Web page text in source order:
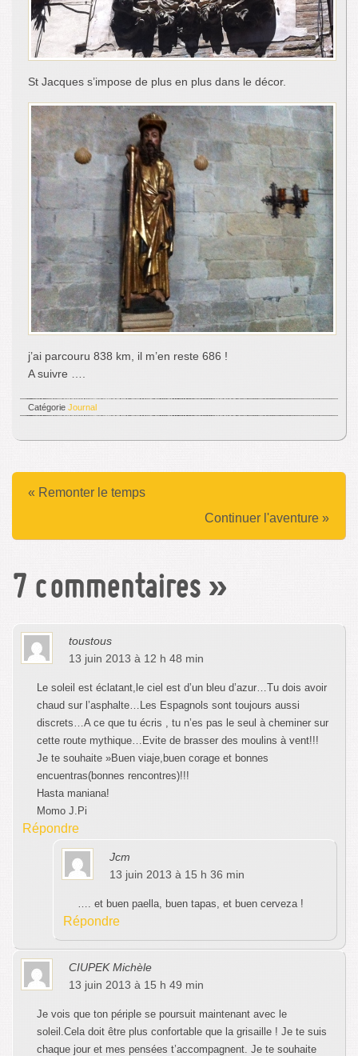
St Jacques s’impose de plus en plus dans le décor.
j’ai parcouru 838 km, il m’en reste 686 !
A suivre ….
Catégorie Journal
Continuer l'aventure »
« Remonter le temps
7 commentaires »
toustous
13 juin 2013 à 12 h 48 min
Le soleil est éclatant,le ciel est d’un bleu d’azur…Tu dois avoir
chaud sur l’asphalte…Les Espagnols sont toujours aussi
discrets…A ce que tu écris , tu n’es pas le seul à cheminer sur
cette route mythique…Evite de brasser des moulins à vent!!!
Je te souhaite »Buen viaje,buen corage et bonnes
encuentras(bonnes rencontres)!!!
Hasta maniana!
Momo J.Pi
Répondre
Jcm
13 juin 2013 à 15 h 36 min
…. et buen paella, buen tapas, et buen cerveza !
Répondre
CIUPEK Michèle
13 juin 2013 à 15 h 49 min
Je vois que ton périple se poursuit maintenant avec le
soleil.Cela doit être plus confortable que la grisaille ! Je te suis
chaque jour et mes pensées t’accompagnent. Je te souhaite